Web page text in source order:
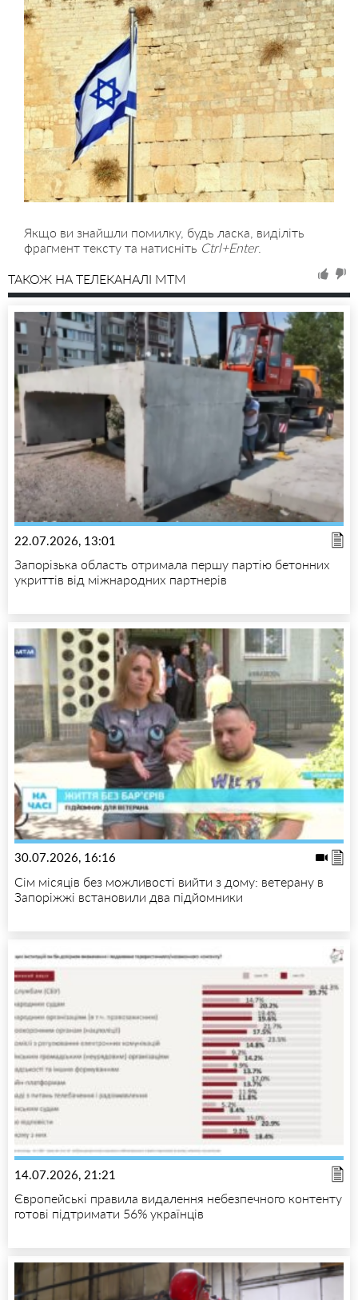
Якщо ви знайшли помилку, будь ласка, виділіть
фрагмент тексту та натисніть Ctrl+Enter.
ТАКОЖ НА ТЕЛЕКАНАЛІ MTM
22.07.2026, 13:01
Запорізька область отримала першу партію бетонних
укриттів від міжнародних партнерів
30.07.2026, 16:16
Сім місяців без можливості вийти з дому: ветерану в
Запоріжжі встановили два підйомники
14.07.2026, 21:21
Європейські правила видалення небезпечного контенту
готові підтримати 56% українців